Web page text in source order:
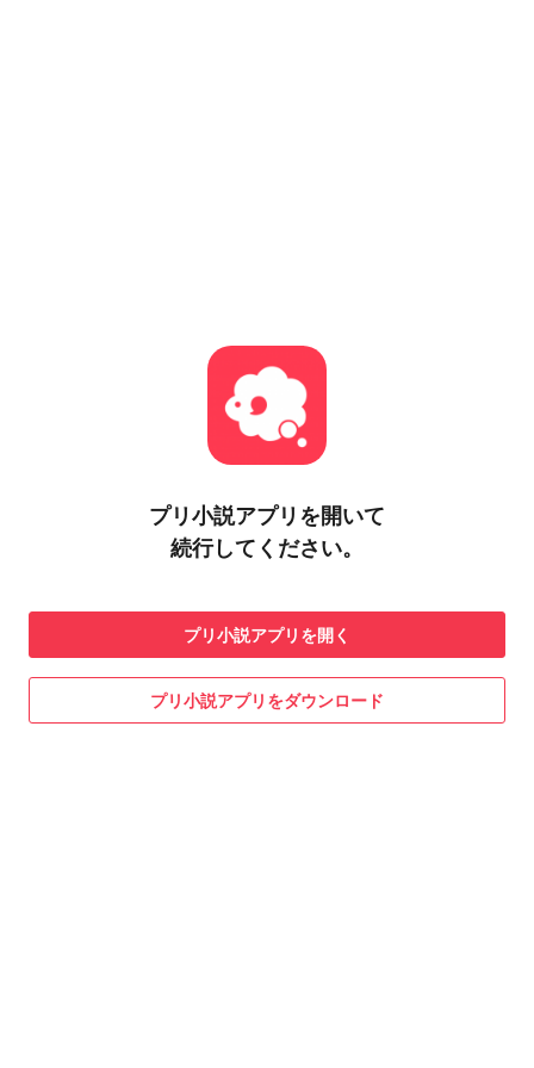
プリ小説アプリを開いて
続行してください。
プリ小説アプリを開く
プリ小説アプリをダウンロード